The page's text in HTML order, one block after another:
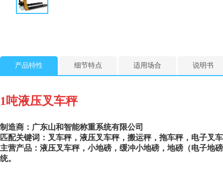
产品特性 细节特点 适用场合 说明书
1吨液压叉车秤
制造商 ： 广东山和智能称重系统有限公司
匹配关键词：叉车秤， 液压叉车秤， 搬运秤，拖车秤，电子叉
主营产品： 液压叉车秤， 小地磅 ， 缓冲小地磅 ， 地磅（电子地
统。